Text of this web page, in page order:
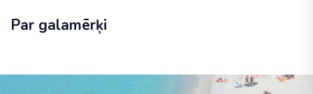
Par galamērķi